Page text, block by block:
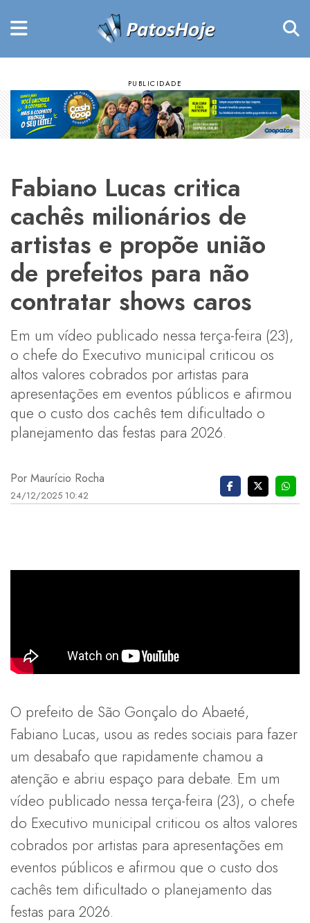
Fabiano Lucas critica
cachês milionários de
artistas e propõe união
de prefeitos para não
contratar shows caros
Em um vídeo publicado nessa terça-feira (23),
o chefe do Executivo municipal criticou os
altos valores cobrados por artistas para
apresentações em eventos públicos e afirmou
que o custo dos cachês tem dificultado o
planejamento das festas para 2026.
Por Maurício Rocha
24/12/2025 10:42
O prefeito de São Gonçalo do Abaeté,
Fabiano Lucas, usou as redes sociais para fazer
um desabafo que rapidamente chamou a
atenção e abriu espaço para debate. Em um
vídeo publicado nessa terça-feira (23), o chefe
do Executivo municipal criticou os altos valores
cobrados por artistas para apresentações em
eventos públicos e afirmou que o custo dos
cachês tem dificultado o planejamento das
festas para 2026.